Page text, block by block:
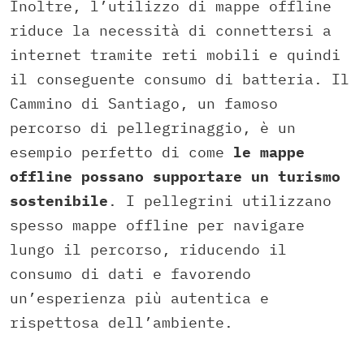
Inoltre, l’utilizzo di mappe offline
riduce la necessità di connettersi a
internet tramite reti mobili e quindi
il conseguente consumo di batteria. Il
Cammino di Santiago, un famoso
percorso di pellegrinaggio, è un
esempio perfetto di come le mappe
offline possano supportare un turismo
sostenibile . I pellegrini utilizzano
spesso mappe offline per navigare
lungo il percorso, riducendo il
consumo di dati e favorendo
un’esperienza più autentica e
rispettosa dell’ambiente.